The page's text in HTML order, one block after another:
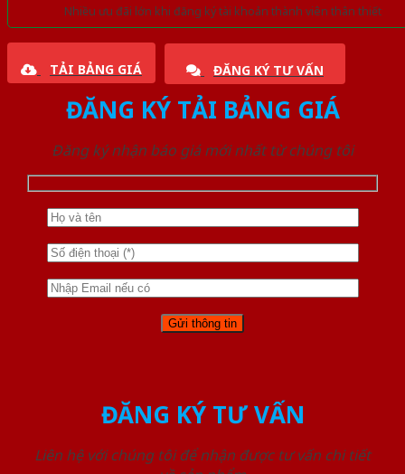
Nhiều ưu đãi lớn khi đăng ký tài khoản thành viên thân thiết
TẢI BẢNG GIÁ ĐĂNG KÝ TƯ VẤN
ĐĂNG KÝ TẢI BẢNG GIÁ
Đăng ký nhận báo giá mới nhất từ chúng tôi
ĐĂNG KÝ TƯ VẤN
Liên hệ với chúng tôi để nhận được tư vấn chi tiết